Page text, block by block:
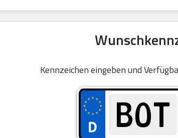
Kennzeichen eingeben und